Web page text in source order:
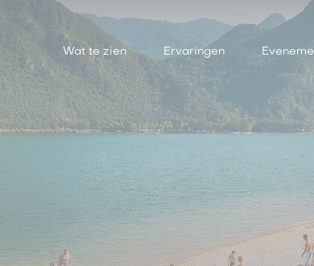
Wat te zien Ervaringen